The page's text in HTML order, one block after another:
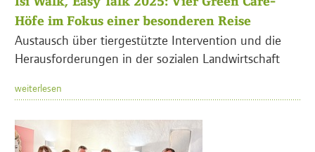
Höfe im Fokus einer besonderen Reise
Austausch über tiergestützte Intervention und die
Herausforderungen in der sozialen Landwirtschaft
weiterlesen